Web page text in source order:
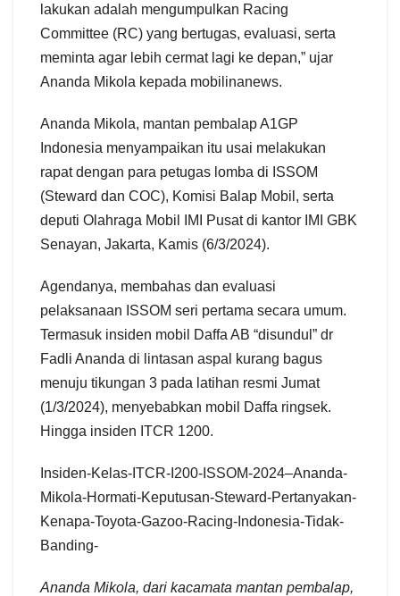
lakukan adalah mengumpulkan Racing
Committee (RC) yang bertugas, evaluasi, serta
meminta agar lebih cermat lagi ke depan,” ujar
Ananda Mikola kepada mobilinanews.
Ananda Mikola, mantan pembalap A1GP
Indonesia menyampaikan itu usai melakukan
rapat dengan para petugas lomba di ISSOM
(Steward dan COC), Komisi Balap Mobil, serta
deputi Olahraga Mobil IMI Pusat di kantor IMI GBK
Senayan, Jakarta, Kamis (6/3/2024).
Agendanya, membahas dan evaluasi
pelaksanaan ISSOM seri pertama secara umum.
Termasuk insiden mobil Daffa AB “disundul” dr
Fadli Ananda di lintasan aspal kurang bagus
menuju tikungan 3 pada latihan resmi Jumat
(1/3/2024), menyebabkan mobil Daffa ringsek.
Hingga insiden ITCR 1200.
Insiden-Kelas-ITCR-I200-ISSOM-2024–Ananda-
Mikola-Hormati-Keputusan-Steward-Pertanyakan-
Kenapa-Toyota-Gazoo-Racing-Indonesia-Tidak-
Banding-
Ananda Mikola, dari kacamata mantan pembalap,